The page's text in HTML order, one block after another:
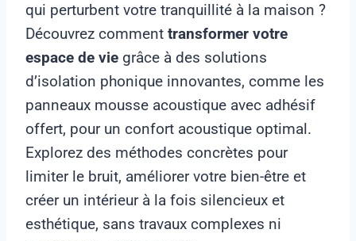
qui perturbent votre tranquillité à la maison ?
Découvrez comment transformer votre
espace de vie grâce à des solutions
d’isolation phonique innovantes, comme les
panneaux mousse acoustique avec adhésif
offert, pour un confort acoustique optimal.
Explorez des méthodes concrètes pour
limiter le bruit, améliorer votre bien-être et
créer un intérieur à la fois silencieux et
esthétique, sans travaux complexes ni